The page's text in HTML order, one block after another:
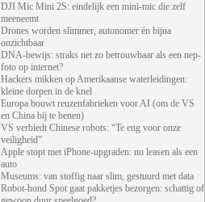
DJI Mic Mini 2S: eindelijk een mini-mic die zelf
meeneemt
Drones worden slimmer, autonomer én bijna
onzichtbaar
DNA-bewijs: straks net zo betrouwbaar als een nep-
foto op internet?
Hackers mikken op Amerikaanse waterleidingen:
kleine dorpen in de knel
Europa bouwt reuzenfabrieken voor AI (om de VS
en China bij te benen)
VS verbiedt Chinese robots: “Te eng voor onze
veiligheid”
Apple stopt met iPhone-upgraden: nu leasen als een
auto
Museums: van stoffig naar slim, gestuurd met data
Robot-hond Spot gaat pakketjes bezorgen: schattig of